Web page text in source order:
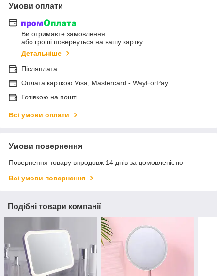
Умови оплати
Ви отримаєте замовлення
або гроші повернуться на вашу картку
Детальніше
Післяплата
Оплата карткою Visa, Mastercard - WayForPay
Готівкою на пошті
Всі умови оплати
Умови повернення
Повернення товару впродовж 14 днів за домовленістю
Всі умови повернення
Подібні товари компанії